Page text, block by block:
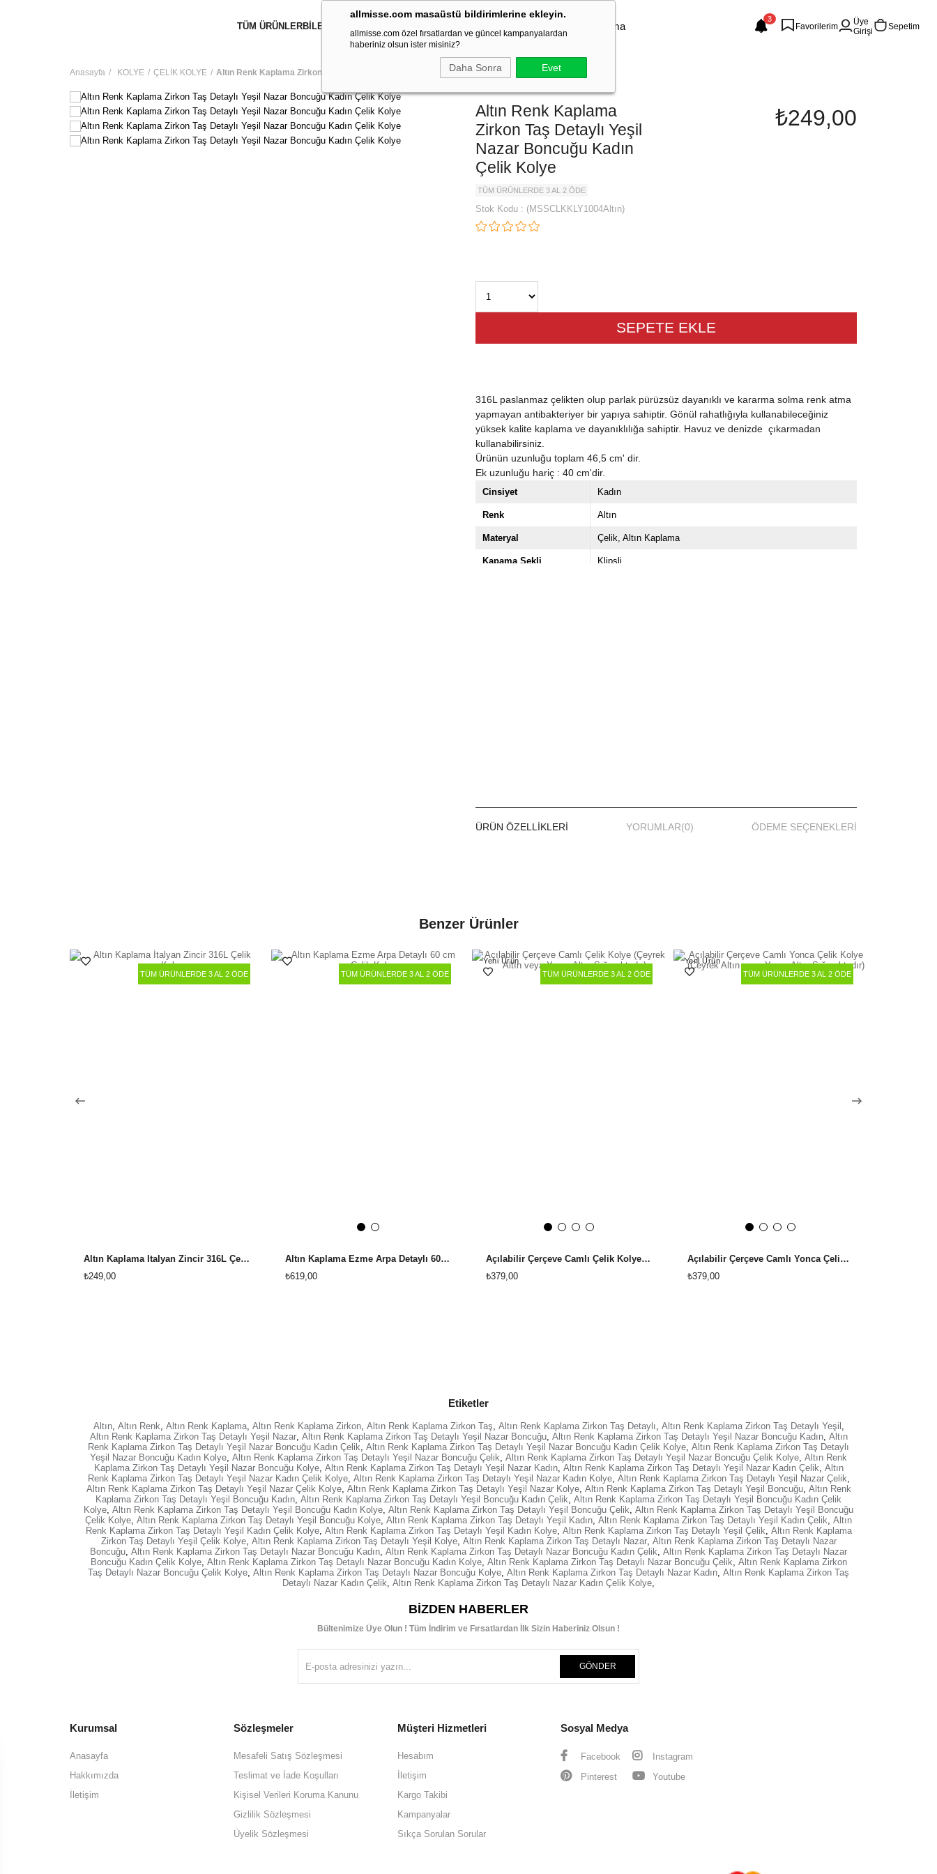
allmisse.com masaüstü bildirimlerine ekleyin.
allmisse.com özel fırsatlardan ve güncel kampanyalardan
haberiniz olsun ister misiniz?
Daha Sonra Evet
TÜM ÜRÜNLERBİLEKLİK
3
Favorilerim
Üye
Girişi
Sepetim
Anasayfa KOLYE ÇELİK KOLYE Altın Renk Kaplama Zirkon Taş Detaylı Yeşil Nazar Boncuğu Kadın Çelik Kolye
Altın Renk Kaplama
Zirkon Taş Detaylı Yeşil
Nazar Boncuğu Kadın
Çelik Kolye
₺249,00
TÜM ÜRÜNLERDE 3 AL 2 ÖDE
Stok Kodu (MSSCLKKLY1004Altın)
316L paslanmaz çelikten olup parlak pürüzsüz dayanıklı ve kararma solma renk atma
yapmayan antibakteriyer bir yapıya sahiptir. Gönül rahatlığıyla kullanabileceğiniz
yüksek kalite kaplama ve dayanıklılığa sahiptir. Havuz ve denizde çıkarmadan
kullanabilirsiniz.
Ürünün uzunluğu toplam 46,5 cm' dir.
Ek uzunluğu hariç : 40 cm'dir.
Cinsiyet Kadın
Renk Altın
Materyal Çelik Altın Kaplama
Kapama Şekli Klipsli
ÜRÜN ÖZELLIKLERI YORUMLAR(0) ÖDEME SEÇENEKLERI
Benzer Ürünler
Altın Kaplama İtalyan Zincir 316L Çelik Kolye
₺249,00
TÜM ÜRÜNLERDE 3 AL 2 ÖDE
Altın Kaplama Ezme Arpa Detaylı 60 cm Çelik Kolye
₺619,00
TÜM ÜRÜNLERDE 3 AL 2 ÖDE
Açılabilir Çerçeve Camlı Çelik Kolye (Çeyrek Altın veya Yarım Altın Sığmaktadır)
₺379,00
Yeni Ürün
TÜM ÜRÜNLERDE 3 AL 2 ÖDE
Açılabilir Çerçeve Camlı Yonca Çelik Kolye (Çeyrek Altın veya Yarım Altın Sığmaktadır)
₺379,00
Yeni Ürün
TÜM ÜRÜNLERDE 3 AL 2 ÖDE
Etiketler
Altın, Altın Renk, Altın Renk Kaplama, Altın Renk Kaplama Zirkon, Altın Renk Kaplama Zirkon Taş, Altın Renk Kaplama Zirkon Taş Detaylı, Altın Renk Kaplama Zirkon Taş Detaylı Yeşil ,
Altın Renk Kaplama Zirkon Taş Detaylı Yeşil Nazar, Altın Renk Kaplama Zirkon Taş Detaylı Yeşil Nazar Boncuğu, Altın Renk Kaplama Zirkon Taş Detaylı Yeşil Nazar Boncuğu Kadın, Altın
Renk Kaplama Zirkon Taş Detaylı Yeşil Nazar Boncuğu Kadın Çelik, Altın Renk Kaplama Zirkon Taş Detaylı Yeşil Nazar Boncuğu Kadın Çelik Kolye, Altın Renk Kaplama Zirkon Taş Detaylı
Yeşil Nazar Boncuğu Kadın Kolye, Altın Renk Kaplama Zirkon Taş Detaylı Yeşil Nazar Boncuğu Çelik, Altın Renk Kaplama Zirkon Taş Detaylı Yeşil Nazar Boncuğu Çelik Kolye, Altın Renk
Kaplama Zirkon Taş Detaylı Yeşil Nazar Boncuğu Kolye, Altın Renk Kaplama Zirkon Taş Detaylı Yeşil Nazar Kadın, Altın Renk Kaplama Zirkon Taş Detaylı Yeşil Nazar Kadın Çelik, Altın
Renk Kaplama Zirkon Taş Detaylı Yeşil Nazar Kadın Çelik Kolye, Altın Renk Kaplama Zirkon Taş Detaylı Yeşil Nazar Kadın Kolye, Altın Renk Kaplama Zirkon Taş Detaylı Yeşil Nazar Çelik,
Altın Renk Kaplama Zirkon Taş Detaylı Yeşil Nazar Çelik Kolye, Altın Renk Kaplama Zirkon Taş Detaylı Yeşil Nazar Kolye, Altın Renk Kaplama Zirkon Taş Detaylı Yeşil Boncuğu, Altın Renk
Kaplama Zirkon Taş Detaylı Yeşil Boncuğu Kadın, Altın Renk Kaplama Zirkon Taş Detaylı Yeşil Boncuğu Kadın Çelik, Altın Renk Kaplama Zirkon Taş Detaylı Yeşil Boncuğu Kadın Çelik
Kolye, Altın Renk Kaplama Zirkon Taş Detaylı Yeşil Boncuğu Kadın Kolye, Altın Renk Kaplama Zirkon Taş Detaylı Yeşil Boncuğu Çelik, Altın Renk Kaplama Zirkon Taş Detaylı Yeşil Boncuğu
Çelik Kolye, Altın Renk Kaplama Zirkon Taş Detaylı Yeşil Boncuğu Kolye, Altın Renk Kaplama Zirkon Taş Detaylı Yeşil Kadın, Altın Renk Kaplama Zirkon Taş Detaylı Yeşil Kadın Çelik, Altın
Renk Kaplama Zirkon Taş Detaylı Yeşil Kadın Çelik Kolye, Altın Renk Kaplama Zirkon Taş Detaylı Yeşil Kadın Kolye, Altın Renk Kaplama Zirkon Taş Detaylı Yeşil Çelik, Altın Renk Kaplama
Zirkon Taş Detaylı Yeşil Çelik Kolye, Altın Renk Kaplama Zirkon Taş Detaylı Yeşil Kolye, Altın Renk Kaplama Zirkon Taş Detaylı Nazar, Altın Renk Kaplama Zirkon Taş Detaylı Nazar
Boncuğu, Altın Renk Kaplama Zirkon Taş Detaylı Nazar Boncuğu Kadın, Altın Renk Kaplama Zirkon Taş Detaylı Nazar Boncuğu Kadın Çelik, Altın Renk Kaplama Zirkon Taş Detaylı Nazar
Boncuğu Kadın Çelik Kolye, Altın Renk Kaplama Zirkon Taş Detaylı Nazar Boncuğu Kadın Kolye, Altın Renk Kaplama Zirkon Taş Detaylı Nazar Boncuğu Çelik, Altın Renk Kaplama Zirkon
Taş Detaylı Nazar Boncuğu Çelik Kolye, Altın Renk Kaplama Zirkon Taş Detaylı Nazar Boncuğu Kolye, Altın Renk Kaplama Zirkon Taş Detaylı Nazar Kadın, Altın Renk Kaplama Zirkon Taş
Detaylı Nazar Kadın Çelik, Altın Renk Kaplama Zirkon Taş Detaylı Nazar Kadın Çelik Kolye,
BIZDEN HABERLER
Bültenimize Üye Olun ! Tüm İndirim ve Fırsatlardan İlk Sizin Haberiniz Olsun !
GÖNDER
Kurumsal
Anasayfa
Hakkımızda
İletişim
Sözleşmeler
Mesafeli Satış Sözleşmesi
Teslimat ve İade Koşulları
Kişisel Verileri Koruma Kanunu
Gizlilik Sözleşmesi
Üyelik Sözleşmesi
Müşteri Hizmetleri
Hesabım
İletişim
Kargo Takibi
Kampanyalar
Sıkça Sorulan Sorular
Sosyal Medya
Facebook
Instagram
Pinterest
Youtube